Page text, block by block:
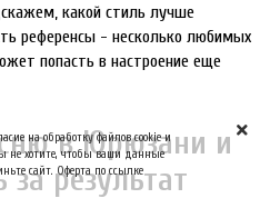
какой стиль лучше
референсы - несколько любимых
попасть в настроение еще
в Юрюзани и
результат
на обработку файлов cookie и
не хотите, чтобы ваши данные
сайт. Оферта по ссылке